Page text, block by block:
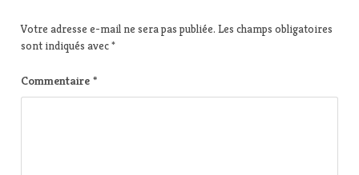
Votre adresse e-mail ne sera pas publiée. Les champs obligatoires
sont indiqués avec*
Commentaire *